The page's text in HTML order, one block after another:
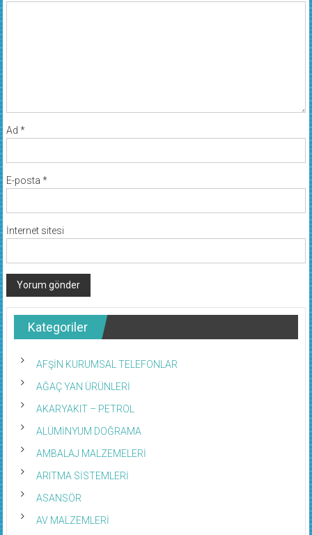
Ad *
E-posta *
İnternet sitesi
Kategoriler
AFŞİN KURUMSAL TELEFONLAR
AĞAÇ YAN ÜRÜNLERİ
AKARYAKIT – PETROL
ALÜMİNYUM DOĞRAMA
AMBALAJ MALZEMELERİ
ARITMA SİSTEMLERİ
ASANSÖR
AV MALZEMLERİ